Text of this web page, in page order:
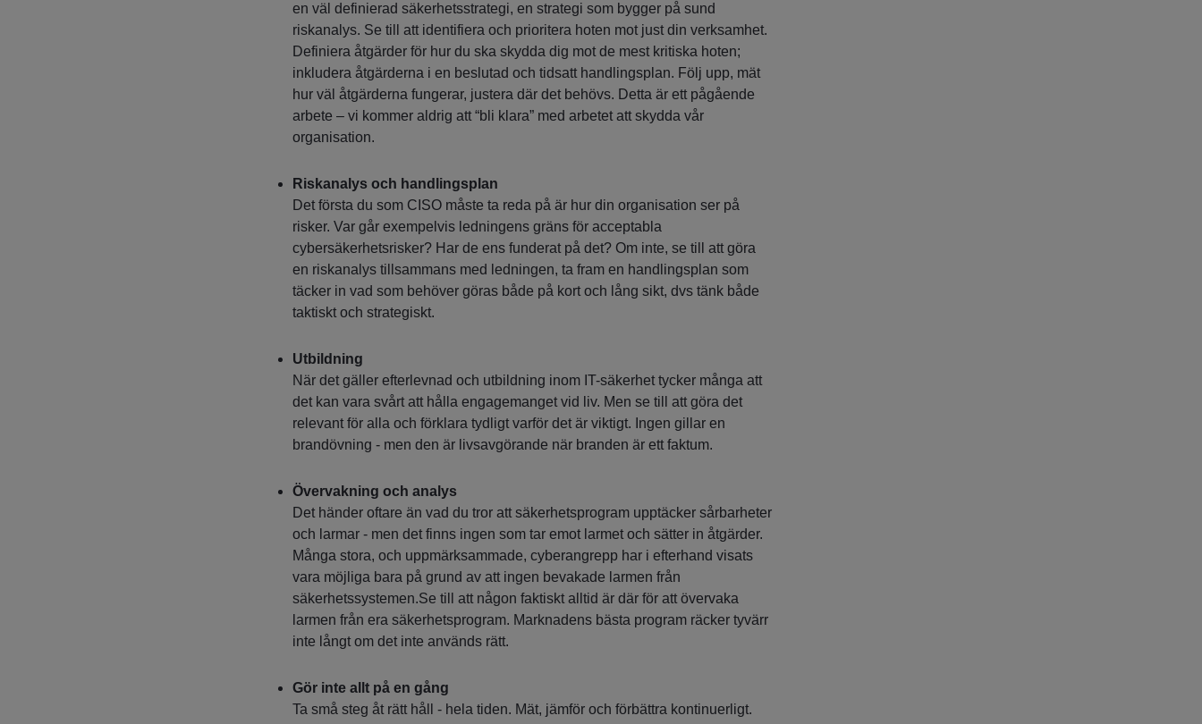
en väl definierad säkerhetsstrategi, en strategi som bygger på sund
riskanalys. Se till att identifiera och prioritera hoten mot just din verksamhet.
Definiera åtgärder för hur du ska skydda dig mot de mest kritiska hoten;
inkludera åtgärderna i en beslutad och tidsatt handlingsplan. Följ upp, mät
hur väl åtgärderna fungerar, justera där det behövs. Detta är ett pågående
arbete – vi kommer aldrig att “bli klara” med arbetet att skydda vår
organisation.
Riskanalys och handlingsplan
Det första du som CISO måste ta reda på är hur din organisation ser på
risker. Var går exempelvis ledningens gräns för acceptabla
cybersäkerhetsrisker? Har de ens funderat på det? Om inte, se till att göra
en riskanalys tillsammans med ledningen, ta fram en handlingsplan som
täcker in vad som behöver göras både på kort och lång sikt, dvs tänk både
taktiskt och strategiskt.
Utbildning
När det gäller efterlevnad och utbildning inom IT-säkerhet tycker många att
det kan vara svårt att hålla engagemanget vid liv. Men se till att göra det
relevant för alla och förklara tydligt varför det är viktigt. Ingen gillar en
brandövning - men den är livsavgörande när branden är ett faktum.
Övervakning och analys
Det händer oftare än vad du tror att säkerhetsprogram upptäcker sårbarheter
och larmar - men det finns ingen som tar emot larmet och sätter in åtgärder.
Många stora, och uppmärksammade, cyberangrepp har i efterhand visats
vara möjliga bara på grund av att ingen bevakade larmen från
säkerhetssystemen.Se till att någon faktiskt alltid är där för att övervaka
larmen från era säkerhetsprogram. Marknadens bästa program räcker tyvärr
inte långt om det inte används rätt.
Gör inte allt på en gång
Ta små steg åt rätt håll - hela tiden. Mät, jämför och förbättra kontinuerligt.